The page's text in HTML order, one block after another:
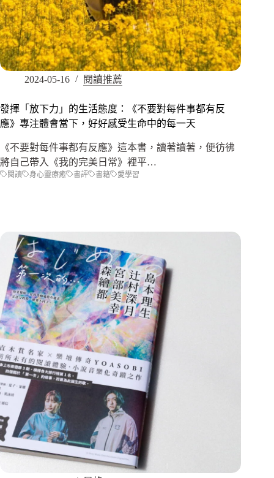
2024-05-16 閱讀推薦
發揮「放下力」的生活態度：《不要對每件事都有反
應》專注體會當下，好好感受生命中的每一天
《不要對每件事都有反應》這本書，讀著讀著，便彷彿
將自己帶入《我的完美日常》裡平…
閱讀 身心靈療癒 書評 書籍 愛學習